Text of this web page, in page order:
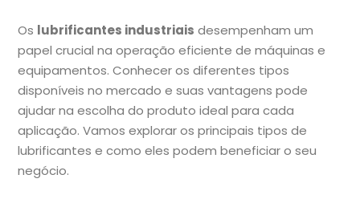
Os lubrificantes industriais desempenham um
papel crucial na operação eficiente de máquinas e
equipamentos. Conhecer os diferentes tipos
disponíveis no mercado e suas vantagens pode
ajudar na escolha do produto ideal para cada
aplicação. Vamos explorar os principais tipos de
lubrificantes e como eles podem beneficiar o seu
negócio.